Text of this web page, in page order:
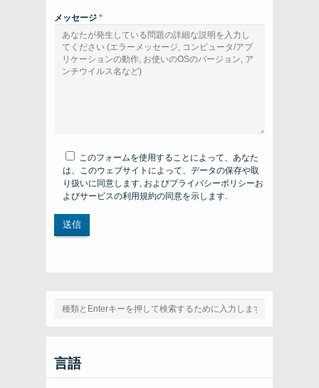
メッセージ *
このフォームを使用することによって、あなた
は、このウェブサイトによって、データの保存や取
り扱いに同意します, およびプライバシーポリシーお
よびサービスの利用規約の同意を示します.
言語